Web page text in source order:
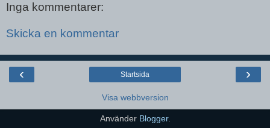
Inga kommentarer:
Skicka en kommentar
‹ ›
Startsida
Visa webbversion
Använder Blogger.